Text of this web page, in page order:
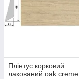
Плінтус корковий
лакований oak creme